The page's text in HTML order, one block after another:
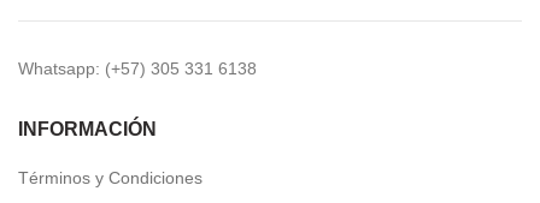
Whatsapp: (+57) 305 331 6138
INFORMACIÓN
Términos y Condiciones